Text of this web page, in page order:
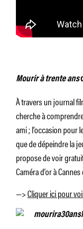
Mourir à trente ans
À travers un journal
cherche à
ami ; l’occasion pour
que de dépeindre la
propose de voir
Caméra d’or à
—>Cliquer ici pour